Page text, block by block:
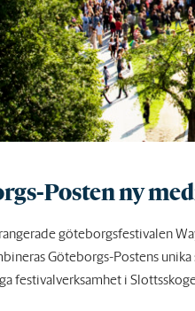
Posten ny
göteborgsfestivalen
Göteborgs-Postens
festivalverksamhet i